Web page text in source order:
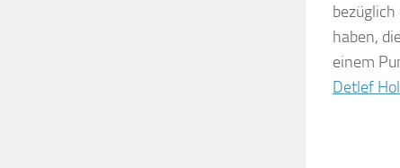
haben,
einem
Detlef